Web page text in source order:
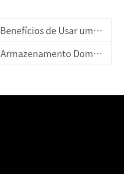
de Usar um Gerador de Energia Solar
de Energia é Essencial para Casas Modernas